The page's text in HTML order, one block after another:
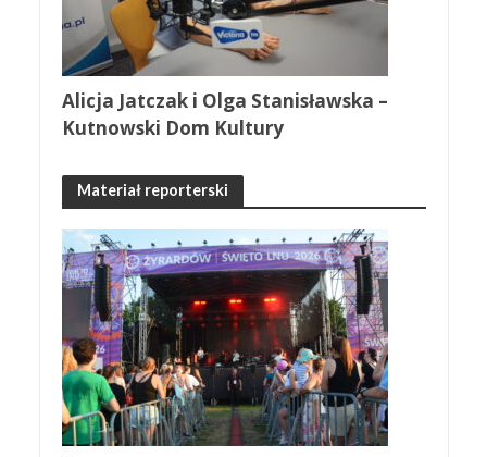
Alicja Jatczak i Olga Stanisławska –
Kutnowski Dom Kultury
Materiał reporterski